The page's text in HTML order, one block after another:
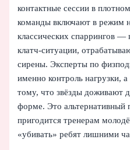
контактные сессии в
команды включают в режим
классических спаррингов
клатч-ситуации,
сирены. Эксперты по
именно контроль нагрузки,
тому, что звёзды доживают
форме. Это альтернативный
пригодится тренерам
«убивать» ребят лишними